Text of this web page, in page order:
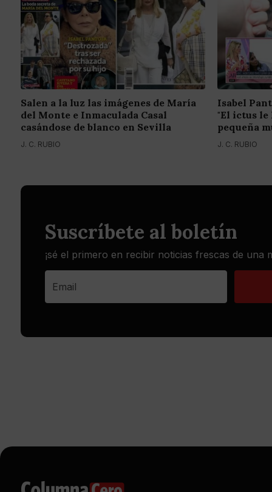
Salen a la luz las imágenes de María
del Monte e Inmaculada Casal
casándose de blanco en Sevilla
J. C. RUBIO
Isabel
"El ictus le
pequeña
J. C. RUBIO
Suscríbete al boletín
¡sé el primero en recibir noticias frescas de una